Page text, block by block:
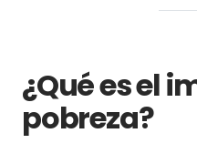
¿Qué es el
pobreza?